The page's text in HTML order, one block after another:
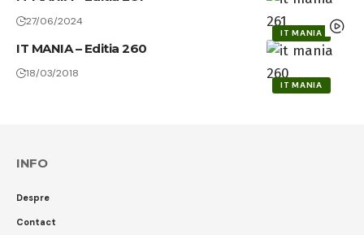
IT MANIA
27/06/2024
IT MANIA
IT MANIA – Editia 260
18/03/2018
INFO
Despre
Contact